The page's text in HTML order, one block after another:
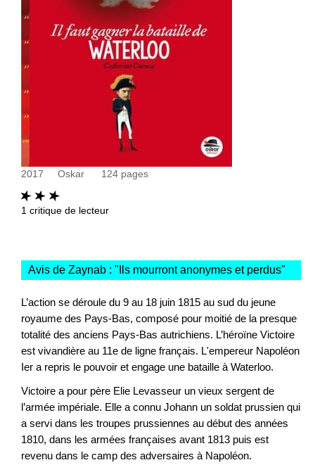
2017 Oskar 124 pages
1 critique de lecteur
Avis de Zaynab : " Ils mourront anonymes et perdus"
L’action se déroule du 9 au 18 juin 1815 au sud du jeune
royaume des Pays-Bas, composé pour moitié de la presque
totalité des anciens Pays-Bas autrichiens. L’héroïne Victoire
est vivandière au 11e de ligne français. L'empereur Napoléon
Ier a repris le pouvoir et engage une bataille à Waterloo.
Victoire a pour père Elie Levasseur un vieux sergent de
l’armée impériale. Elle a connu Johann un soldat prussien qui
a servi dans les troupes prussiennes au début des années
1810, dans les armées françaises avant 1813 puis est
revenu dans le camp des adversaires à Napoléon.